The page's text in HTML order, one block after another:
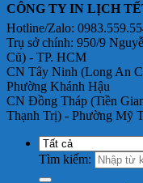
CÔNG TY IN LỊCH
Hotline/Zalo:
Trụ sở chính: 950/9
Cũ) - TP. HCM
CN Tây Ninh (Long An
Phường Khánh Hậu
CN Đồng Tháp (Tiền
Thạnh Trị) - Phường Mỹ
Tìm kiếm: